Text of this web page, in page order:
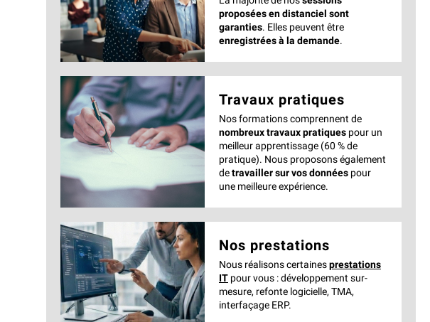
proposées en distanciel sont
garanties. Elles peuvent être
enregistrées à la demande.
Travaux pratiques
Nos formations comprennent de
nombreux travaux pratiquespour un
meilleur apprentissage (60 % de
pratique). Nous proposons également
detravailler sur vos donnéespour
une meilleure expérience.
Nos prestations
Nous réalisons certainesprestations
ITpour vous : développement sur-
mesure, refonte logicielle, TMA,
interfaçage ERP.